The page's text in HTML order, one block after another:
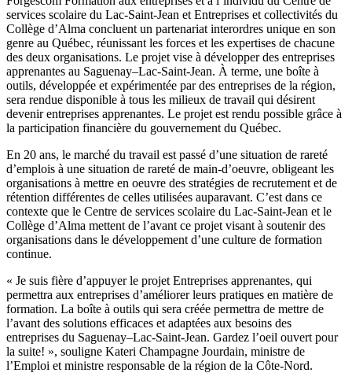
services scolaire du Lac-Saint-Jean et Entreprises et collectivités du
Collège d’Alma concluent un partenariat interordres unique en son
genre au Québec, réunissant les forces et les expertises de chacune
des deux organisations. Le projet vise à développer des entreprises
apprenantes au Saguenay–Lac-Saint-Jean. À terme, une boîte à
outils, développée et expérimentée par des entreprises de la région,
sera rendue disponible à tous les milieux de travail qui désirent
devenir entreprises apprenantes. Le projet est rendu possible grâce à
la participation financière du gouvernement du Québec.
En 20 ans, le marché du travail est passé d’une situation de rareté
d’emplois à une situation de rareté de main-d’oeuvre, obligeant les
organisations à mettre en oeuvre des stratégies de recrutement et de
rétention différentes de celles utilisées auparavant. C’est dans ce
contexte que le Centre de services scolaire du Lac-Saint-Jean et le
Collège d’Alma mettent de l’avant ce projet visant à soutenir des
organisations dans le développement d’une culture de formation
continue.
« Je suis fière d’appuyer le projet Entreprises apprenantes, qui
permettra aux entreprises d’améliorer leurs pratiques en matière de
formation. La boîte à outils qui sera créée permettra de mettre de
l’avant des solutions efficaces et adaptées aux besoins des
entreprises du Saguenay–Lac-Saint-Jean. Gardez l’oeil ouvert pour
la suite! », souligne Kateri Champagne Jourdain, ministre de
l’Emploi et ministre responsable de la région de la Côte-Nord.